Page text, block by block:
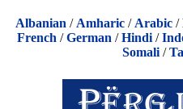
Albanian / Amharic / Arabic /
French /German /Hindi /
Somali/